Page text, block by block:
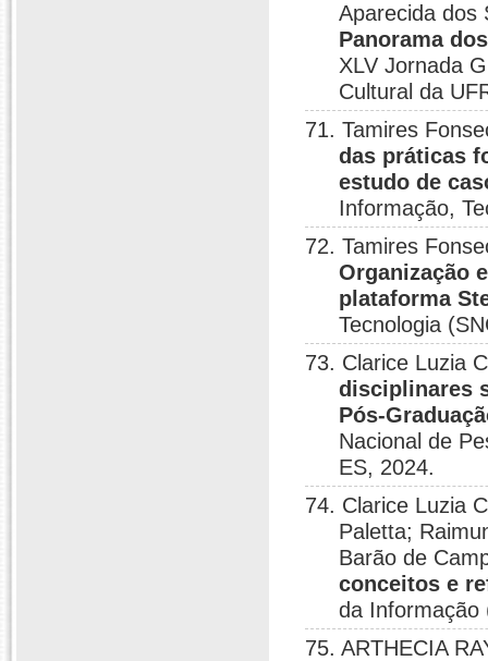
Aparecida dos
Panorama
XLV Jornada
Cultural da
71. Tamires
das práticas
estudo de
Informação,
72. Tamires
Organização
plataforma
Tecnologia
73. Clarice Luzia
disciplinares
Pós-
Nacional de
ES, 2024.
74. Clarice Luzia
Paletta;
Barão de
conceitos e
da Informação
75. ARTHECIA